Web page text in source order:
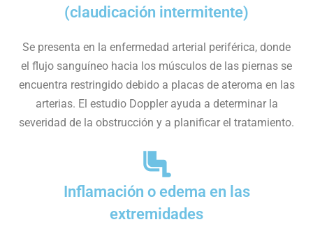
(claudicación intermitente)
Se presenta en la enfermedad arterial periférica, donde
el flujo sanguíneo hacia los músculos de las piernas se
encuentra restringido debido a placas de ateroma en las
arterias. El estudio Doppler ayuda a determinar la
severidad de la obstrucción y a planificar el tratamiento.
Inflamación o edema en las
extremidades